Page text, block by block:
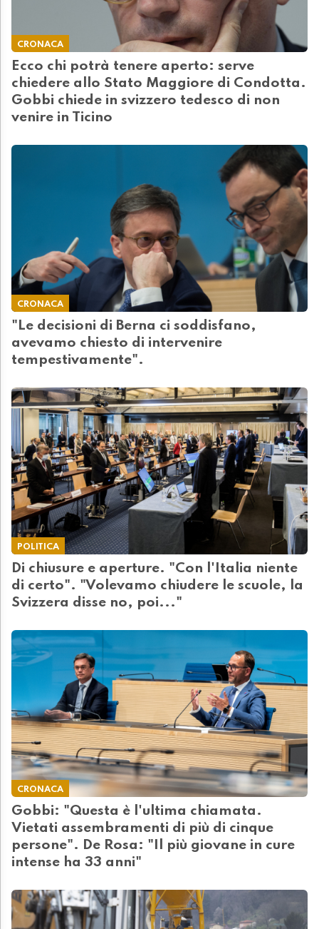
CRONACA
Ecco chi potrà tenere aperto: serve
chiedere allo Stato Maggiore di Condotta.
Gobbi chiede in svizzero tedesco di non
venire in Ticino
CRONACA
"Le decisioni di Berna ci soddisfano,
avevamo chiesto di intervenire
tempestivamente".
POLITICA
Di chiusure e aperture. "Con l'Italia niente
di certo". "Volevamo chiudere le scuole, la
Svizzera disse no, poi..."
CRONACA
Gobbi: "Questa è l'ultima chiamata.
Vietati assembramenti di più di cinque
persone". De Rosa: "Il più giovane in cure
intense ha 33 anni"